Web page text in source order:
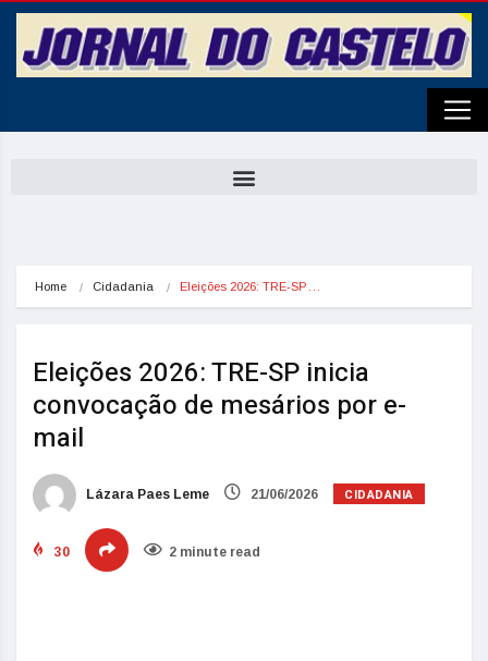
Home Cidadania Eleições 2026: TRE-SP…
Eleições 2026: TRE-SP inicia
convocação de mesários por e-
mail
Lázara Paes Leme 21/06/2026 CIDADANIA
30 2 minute read